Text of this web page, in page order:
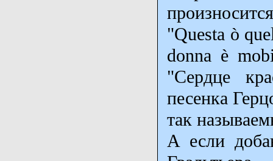
"Questa ò
donna è
"Сердце
песенка
так
А если